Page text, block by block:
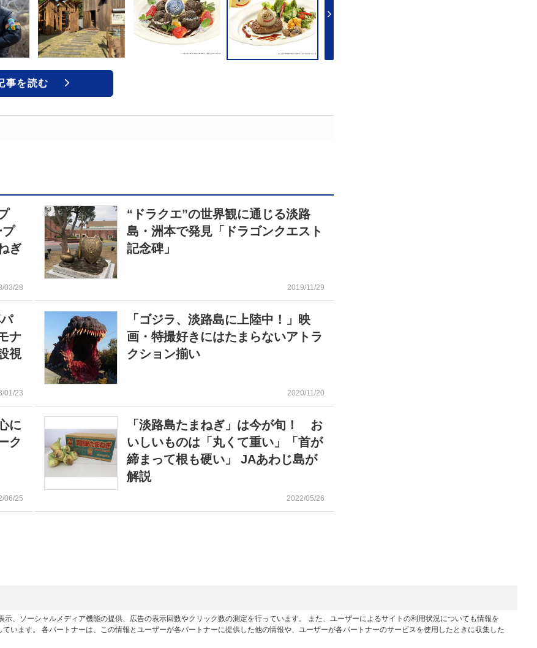
事を読む
プ
ぎ
03/28
“ドラクエ”の世界観に通じる淡路
島・洲本で発見「ドラゴンクエスト
記念碑」
2019/11/29
ナ
視
01/23
「ゴジラ、淡路島に上陸中！」映
画・特撮好きにはたまらないアトラ
クション揃い
2020/11/20
に
ク
06/25
「淡路島たまねぎ」は今が旬！ お
いしいものは「丸くて重い」「首が
締まって根も硬い」 JAあわじ島が
解説
2022/05/26
、ソーシャルメディア機能の提供、広告の表示回数やクリック数の測定を行っています。 また、ユーザーによるサイトの利用状況についても情報を
います。 各パートナーは、この情報とユーザーが各パートナーに提供した他の情報や、ユーザーが各パートナーのサービスを使用したときに収集した